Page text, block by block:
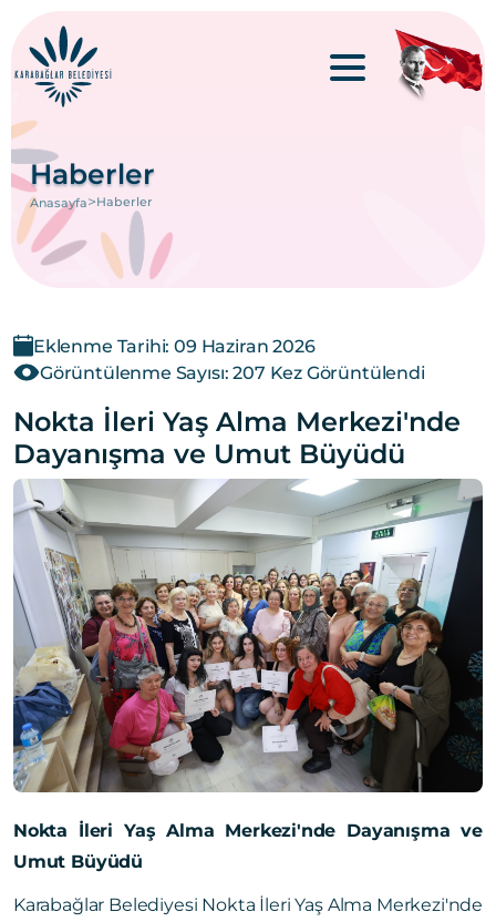
Haberler
Anasayfa>Haberler
Eklenme Tarihi: 09 Haziran 2026
Görüntülenme Sayısı: 207 Kez Görüntülendi
Nokta İleri Yaş Alma Merkezi'nde
Dayanışma ve Umut Büyüdü
Nokta İleri Yaş Alma Merkezi'nde Dayanışma ve
Umut Büyüdü
Karabağlar Belediyesi Nokta İleri Yaş Alma Merkezi'nde